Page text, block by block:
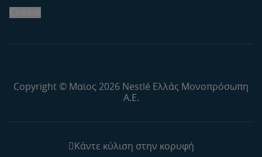
Copyright © Μαϊος 2026 Nestlé Ελλάς Μονοπρόσωπη
Α.Ε.
Κάντε κύλιση στην κορυφή